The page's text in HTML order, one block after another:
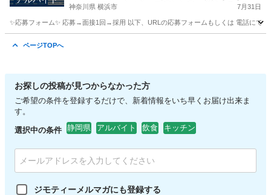
神奈川県 横浜市 7月31日
✨応募フォーム✨ 応募→面接1回→採用 以下、URLの応募フォームもしくは 電話にて
ページTOPへ
お探しの投稿が見つからなかった方
ご希望の条件を登録するだけで、新着情報をいち早くお届け出来ま
す。
選択中の条件 静岡県 アルバイト 飲食 キッチン
ジモティーメルマガにも登録する